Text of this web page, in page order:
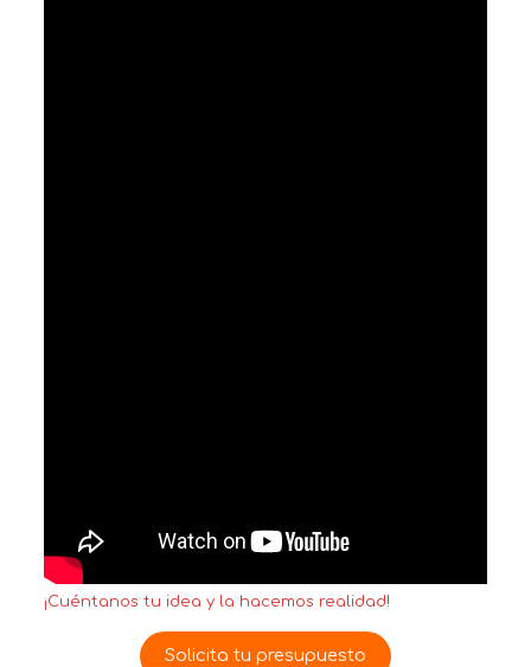
¡Cuéntanos tu idea y la hacemos realidad!
Solicita tu presupuesto